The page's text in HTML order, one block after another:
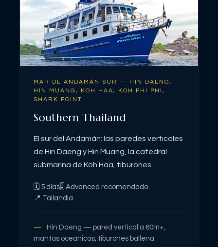
MAR DE ANDAMÁN SUR — HIN DAENG,
HIN MUANG, KOH HAA, KOH PHI PHI,
SHARK POINT
Southern Thailand
El sur del Andamán: las paredes verticales
de Hin Daeng y Hin Muang, la catedral
submarina de Koh Haa, tiburones
Cruiser. Buceo más exigente que Similan,
🗓 5 días🎚 Advanced recomendado
📍 Tailandia
Hin Daeng — pared vertical a 60m+,
mantas oceánicas, tiburones ballena